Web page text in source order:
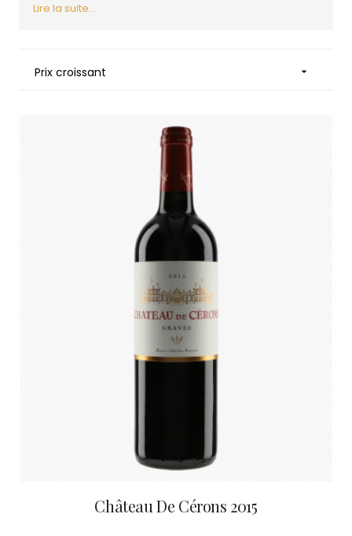
Lire la suite...
Prix croissant 
Château De Cérons 2015